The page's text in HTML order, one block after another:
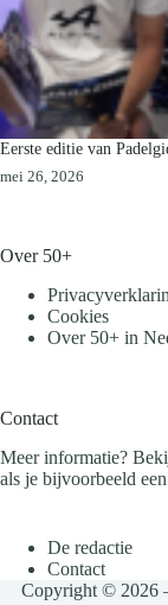
Eerste editie van
mei 26, 2026
Over 50+
Cookies
Over 50+ in
Contact
Meer informatie?
als je bijvoorbeeld
De redactie
Contact
Copyright © 2026